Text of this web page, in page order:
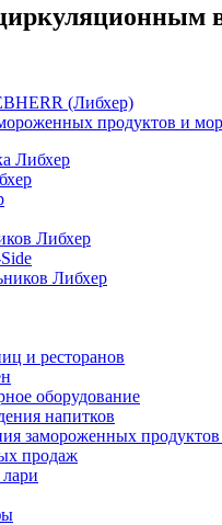
(Либхер)
продуктов и
Либхер
Либхер
Либхер
и ресторанов
оборудование
напитков
замороженных
продаж